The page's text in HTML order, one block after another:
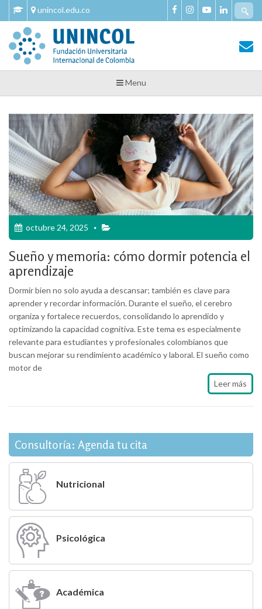
Skip
content
unincol.edu.co
Tu Salud y Bienestar
Tu Salud y Bienestar – Unincol
Menu
octubre 24, 2025
Sueño y memoria: cómo dormir potencia el
aprendizaje
Dormir bien no solo ayuda a descansar; también es clave para
aprender y recordar información. Durante el sueño, el cerebro
organiza y fortalece recuerdos, consolidando lo aprendido y
optimizando la capacidad cognitiva. Este tema es especialmente
relevante para estudiantes y profesionales colombianos que
buscan mejorar su rendimiento académico y laboral. El sueño como
motor de
Leer más
Consultoría: Agenda tu cita
Nutricional
Psicológica
Académica